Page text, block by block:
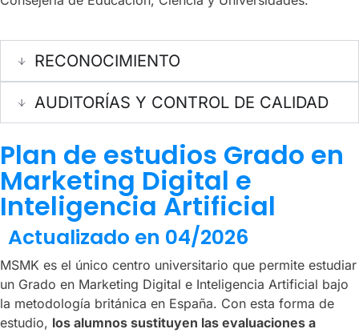
RECONOCIMIENTO
AUDITORÍAS Y CONTROL DE CALIDAD
Plan de estudios Grado en
Marketing Digital e
Inteligencia Artificial
Actualizado en 04/2026
MSMK es el único centro universitario que permite estudiar
un Grado en Marketing Digital e Inteligencia Artificial bajo
la metodología británica en España. Con esta forma de
estudio, los alumnos sustituyen las evaluaciones a